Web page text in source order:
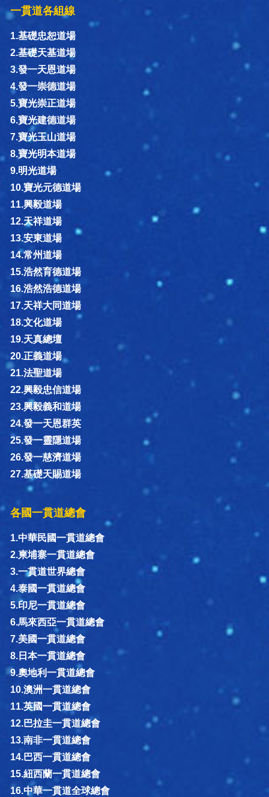
一貫道各組線
1.基礎忠恕道場
2.基礎天基道場
3.發一天恩道場
4.發一崇德道場
5.寶光崇正道場
6.寶光建德道場
7.寶光玉山道場
8.寶光明本道場
9.明光道場
10.寶光元德道場
11.興毅道場
12.天祥道場
13.安東道場
14.常州道場
15.浩然育德道場
16.浩然浩德道場
17.天祥大同道場
18.文化道場
19.天真總壇
20.正義道場
21.法聖道場
22.興毅忠信道場
23.興毅義和道場
24.發一天恩群英
25.發一靈隱道場
26.發一慈濟道場
27.基礎天賜道場
各國一貫道總會
1.中華民國一貫道總會
2.柬埔寨一貫道總會
3.一貫道世界總會
4.泰國一貫道總會
5.印尼一貫道總會
6.馬來西亞一貫道總會
7.美國一貫道總會
8.日本一貫道總會
9.奧地利一貫道總會
10.澳洲一貫道總會
11.英國一貫道總會
12.巴拉圭一貫道總會
13.南非一貫道總會
14.巴西一貫道總會
15.紐西蘭一貫道總會
16.中華一貫道全球總會